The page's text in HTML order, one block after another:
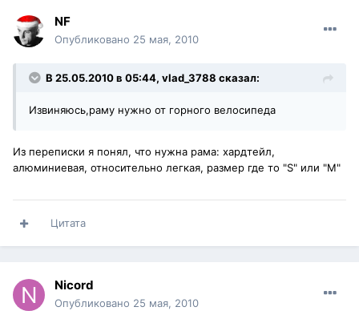
NF
Опубликовано 25 мая, 2010
В 25.05.2010 в 05:44, vlad_3788 сказал:
Извиняюсь,раму нужно от горного велосипеда
Из переписки я понял, что нужна рама: хардтейл,
алюминиевая, относительно легкая, размер где то "S" или "М"
Цитата
Nicord
Опубликовано 25 мая, 2010